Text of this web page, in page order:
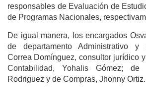
responsables de Evaluación de
de Programas Nacionales,
De igual manera, los encargados
de departamento Administrativo y
Correa Domínguez, consultor jurídico
Contabilidad, Yohalis Gómez; de
Rodriguez y de Compras, Jhonny Ortiz.